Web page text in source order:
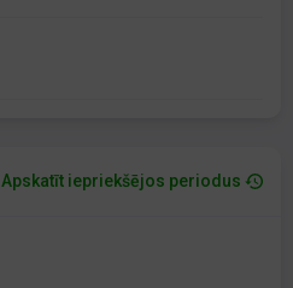
Apskatīt iepriekšējos periodus